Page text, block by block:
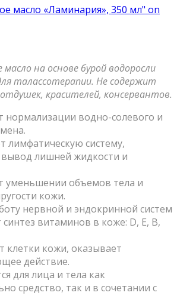
масло «Ламинария», 350 мл" on
на основе бурой водоросли
талассотерапии. Не содержит
красителей, консервантов.
нормализации водно-солевого и
лимфатическую систему,
вывод лишней жидкости и
уменьшении объемов тела и
кожи.
нервной и эндокринной систем
витаминов в коже: D, E, B,
клетки кожи, оказывает
действие.
для лица и тела как
средство, так и в сочетании с